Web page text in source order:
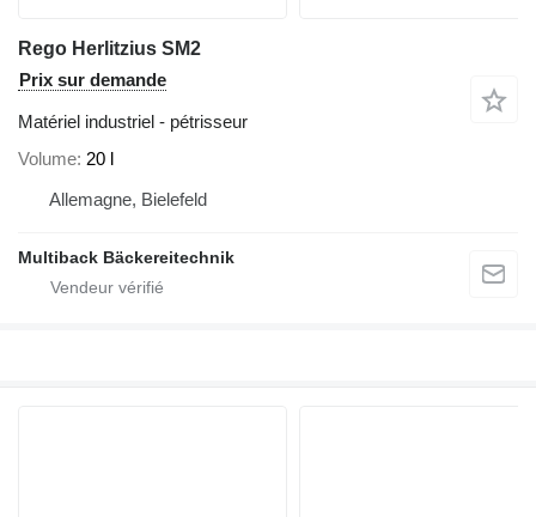
Rego Herlitzius SM2
Prix sur demande
Matériel industriel - pétrisseur
Volume 20 l
Allemagne, Bielefeld
Multiback Bäckereitechnik